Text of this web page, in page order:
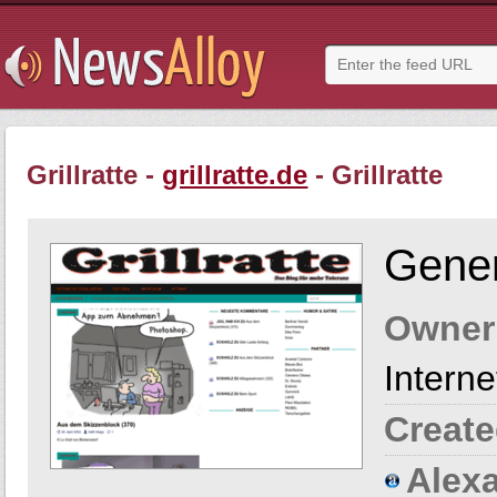
Grillratte - grillratte.de - Grillratte